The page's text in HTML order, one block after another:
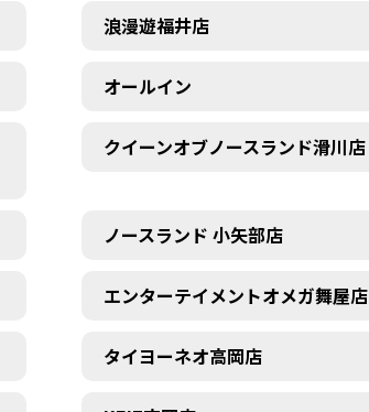
浪漫遊福井店
オールイン
クイーンオブノースランド滑川店
ノースランド 小矢部店
エンターテイメントオメガ舞屋店
タイヨーネオ高岡店